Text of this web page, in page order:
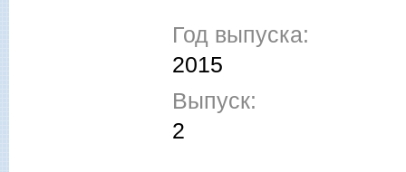
Год выпуска:
2015
Выпуск:
2